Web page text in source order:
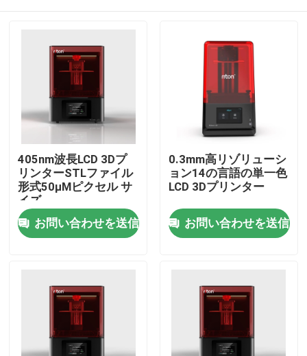
ホーム
企業情報
405nm波長LCD 3Dプ
リンターSTLファイル
形式50μMピクセル サ
イズ
お問い合わせを送信
0.3mm高リゾリューシ
ョン14の言語の単一色
LCD 3Dプリンター
お問い合わせを送信